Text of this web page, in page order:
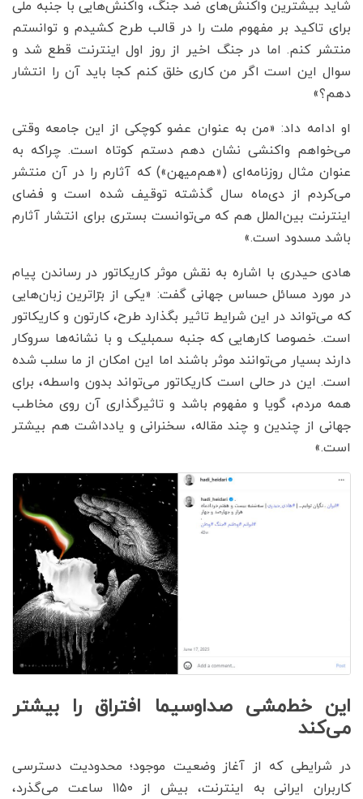
شاید بیشترین واکنش‌های ضد جنگ، واکنش‌هایی با جنبه‌ ملی
برای تاکید بر مفهوم ملت را در قالب طرح‌ کشیدم و توانستم
منتشر کنم. اما در جنگ اخیر از روز اول اینترنت قطع شد و
سوال این است اگر من کاری خلق کنم کجا باید آن را انتشار
دهم؟»
او ادامه داد: «من به عنوان عضو کوچکی از این جامعه وقتی
می‌خواهم واکنشی نشان دهم دستم کوتاه است. چراکه به
عنوان مثال روزنامه‌ای («هم‌میهن») که آثارم را در آن منتشر
می‌کردم از دی‌ماه سال گذشته توقیف شده است و فضای
اینترنت بین‌الملل هم که می‌توانست بستری برای انتشار آثارم
باشد مسدود است.»
هادی حیدری با اشاره به نقش موثر کاریکاتور در رساندن پیام
در مورد مسائل حساس جهانی گفت: «یکی از برّاترین زبان‌هایی
که می‌تواند در این شرایط تاثیر بگذارد طرح، کارتون و کاریکاتور
است. خصوصا کارهایی که جنبه سمبلیک و با نشانه‌ها سروکار
دارند بسیار می‌توانند موثر باشند اما این امکان از ما سلب شده
است. این در حالی است کاریکاتور می‌تواند بدون واسطه، برای
همه مردم، گویا و مفهوم باشد و تاثیرگذاری آن روی مخاطب
جهانی از چندین و چند مقاله، سخنرانی و یادداشت هم بیشتر
است.»
این خط‌مشی صداوسیما افتراق را بیشتر
می‌کند
در شرایطی که از آغاز وضعیت موجود؛ محدودیت دسترسی
کاربران ایرانی به اینترنت، بیش از ۱۱۵۰ ساعت می‌گذرد،